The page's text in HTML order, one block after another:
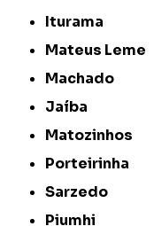
Iturama
Mateus Leme
Machado
Jaíba
Matozinhos
Porteirinha
Sarzedo
Piumhi